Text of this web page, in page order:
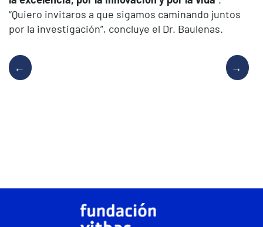
“Quiero invitaros a que sigamos caminando juntos
por la investigación”, concluye el Dr. Baulenas.